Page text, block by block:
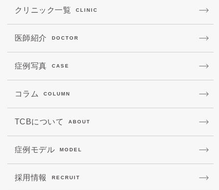
クリニック一覧 CLINIC
医師紹介 DOCTOR
症例写真 CASE
コラム COLUMN
TCBについて ABOUT
症例モデル MODEL
採用情報 RECRUIT